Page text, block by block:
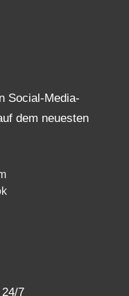
Social-Media-
dem neuesten
7